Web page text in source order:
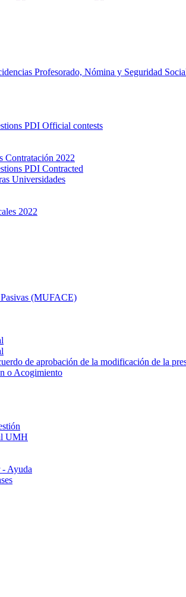
Profesorado, Nómina y Seguridad
PDI Official contests
Contratación 2022
PDI Contracted
Universidades
2022
(MUFACE)
de aprobación de la modificación de la
o Acogimiento
UMH
- Ayuda